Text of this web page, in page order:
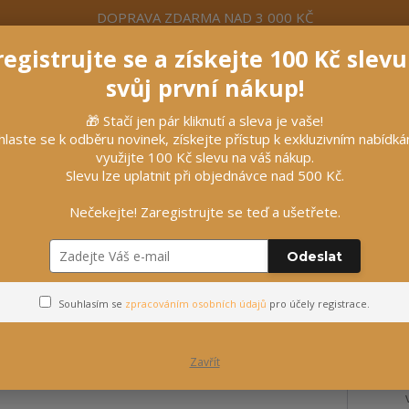
DOPRAVA ZDARMA NAD 3 000 KČ
Více Nevíte si rady? Zavolejte. +420
Vybavení stájí
x 106 cm, hmotnost 30 kg
60 x 60 x 106 cm,
se a získejte 100 Kč
svůj první nákup!
🎁 Stačí jen pár kliknutí a sleva je vaše!
se k odběru novinek, získejte přístup k exkluzivním
využijte 100 Kč slevu na váš nákup.
Slevu lze uplatnit při objednávce nad 500 Kč.
Nečekejte! Zaregistrujte se teď a ušetřete.
Odeslat
Souhlasím se zpracováním osobních údajů pro účely registrace.
Zavřít